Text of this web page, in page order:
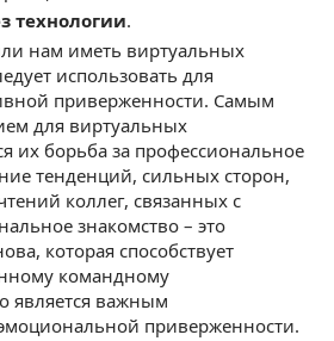
технологии.
нам иметь виртуальных
использовать для
приверженности. Самым
для виртуальных
их борьба за профессиональное
тенденций, сильных сторон,
коллег, связанных с
знакомство – это
которая способствует
командному
является важным
приверженности.